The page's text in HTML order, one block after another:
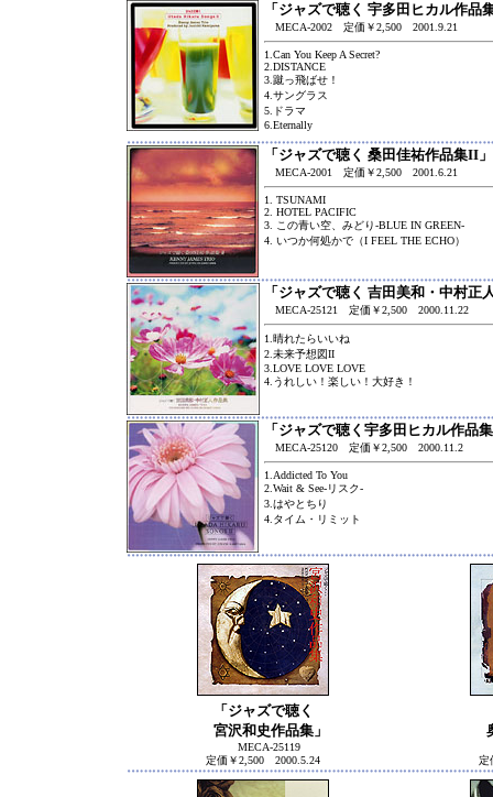
「ジャズで聴く 宇多田ヒカル作品
MECA-2002 定価￥2,500 2001.9.21
1.Can You Keep A Secret?
2.DISTANCE
3.蹴っ飛ばせ！
4.サングラス
5.ドラマ
6.Eternally
「ジャズで聴く 桑田佳祐作品集II」
MECA-2001 定価￥2,500 2001.6.21
1. TSUNAMI
2. HOTEL PACIFIC
3. この青い空、みどり-BLUE IN GREEN-
4. いつか何処かで（I FEEL THE ECHO）
「ジャズで聴く 吉田美和・中村正
MECA-25121 定価￥2,500 2000.11.22
1.晴れたらいいね
2.未来予想図II
3.LOVE LOVE LOVE
4.うれしい！楽しい！大好き！
「ジャズで聴く宇多田ヒカル作品
MECA-25120 定価￥2,500 2000.11.2
1.Addicted To You
2.Wait & See-リスク-
3.はやとちり
4.タイム・リミット
「ジャズで聴く
宮沢和史作品集」
MECA-25119
定価￥2,500 2000.5.24
定